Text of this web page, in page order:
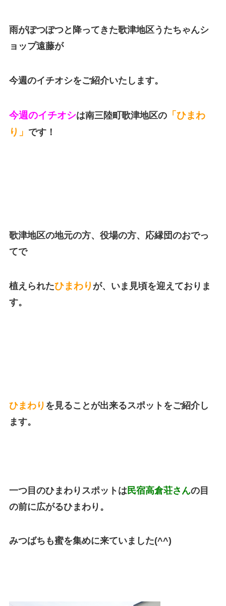
雨がぽつぽつと降ってきた歌津地区うたちゃんシ
ョップ遠藤が
今週のイチオシをご紹介いたします。
今週のイチオシは南三陸町歌津地区の「ひまわ
り」 です！
歌津地区の地元の方、役場の方、応縁団のおでっ
てで
植えられたひまわり が、いま見頃を迎えておりま
す。
ひまわり を見ることが出来るスポットをご紹介し
ます。
一つ目のひまわりスポットは 民宿高倉荘さんの目
の前に広がるひまわり。
みつばちも蜜を集めに来ていました(^^)